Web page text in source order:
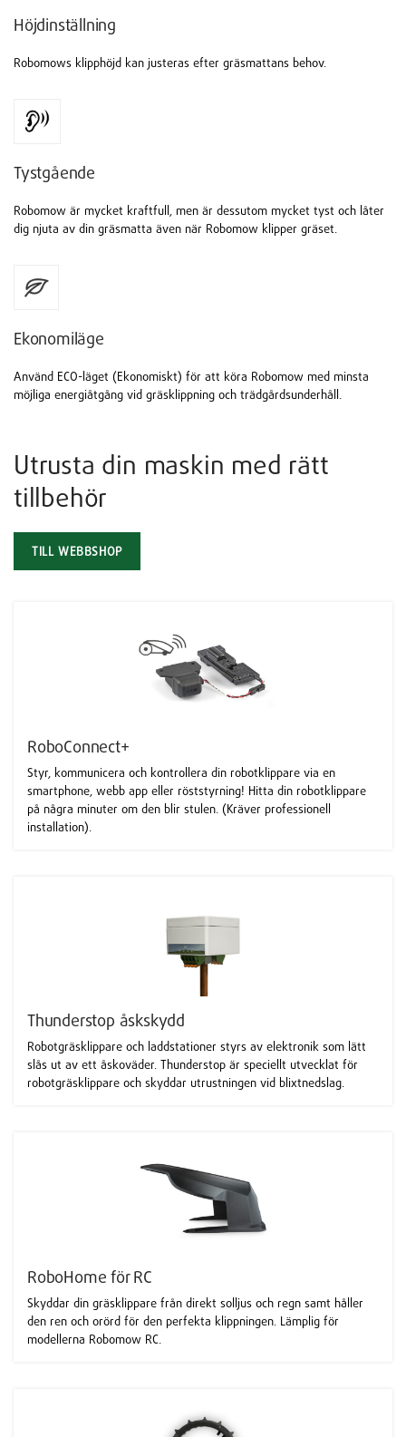
Höjdinställning
Robomows klipphöjd kan justeras efter gräsmattans behov.
Tystgående
Robomow är mycket kraftfull, men är dessutom mycket tyst och låter
dig njuta av din gräsmatta även när Robomow klipper gräset.
Ekonomiläge
Använd ECO-läget (Ekonomiskt) för att köra Robomow med minsta
möjliga energiåtgång vid gräsklippning och trädgårdsunderhåll.
Utrusta din maskin med rätt
tillbehör
TILL WEBBSHOP
RoboConnect+
Styr, kommunicera och kontrollera din robotklippare via en
smartphone, webb app eller röststyrning! Hitta din robotklippare
på några minuter om den blir stulen. (Kräver professionell
installation).
Thunderstop åskskydd
Robotgräsklippare och laddstationer styrs av elektronik som lätt
slås ut av ett åskoväder. Thunderstop är speciellt utvecklat för
robotgräsklippare och skyddar utrustningen vid blixtnedslag.
RoboHome för RC
Skyddar din gräsklippare från direkt solljus och regn samt håller
den ren och orörd för den perfekta klippningen. Lämplig för
modellerna Robomow RC.